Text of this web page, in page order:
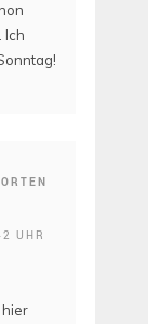
Ich
UHR
hier